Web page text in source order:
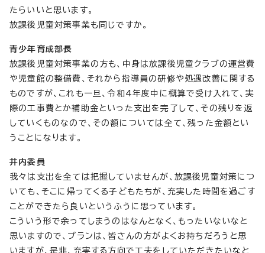
たらいいと思います。
放課後児童対策事業も同じですか。
青少年育成部長
放課後児童対策事業の方も、中身は放課後児童クラブの運営費
や児童館の整備費、それから指導員の研修や処遇改善に関する
ものですが、これも一旦、令和4年度中に概算で受け入れて、実
際の工事費とか補助金といった支出を完了して、その残りを返
していくものなので、その額については全て、残った金額とい
うことになります。
井内委員
我々は支出を全ては把握していませんが、放課後児童対策につ
いても、そこに帰ってくる子どもたちが、充実した時間を過ごす
ことができたら良いというふうに思っています。
こういう形で余ってしまうのはなんとなく、もったいないなと
思いますので、プランは、皆さんの方がよくお持ちだろうと思
いますが、是非、充実する方向で工夫をしていただきたいなと